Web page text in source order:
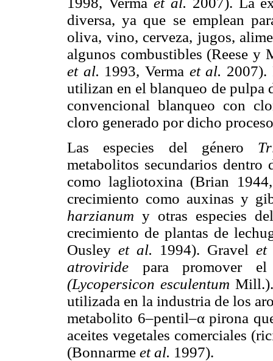
diversa, ya que se emplean
oliva, vino, cerveza, jugos,
algunos combustibles (Reese y
et al. 1993, Verma et al. 2007).
utilizan en el blanqueo de pulpa
convencional blanqueo con
cloro generado por dicho
Las especies del género
metabolitos secundarios dentro
como lagliotoxina (Brian
crecimiento como auxinas y
harzianum y otras especies
crecimiento de plantas de
Ousleyet al. 1994). Gravel
atroviride para promover
(Lycopersicon esculentum
utilizada en la industria de los
metabolito 6–pentil–α pirona
aceites vegetales comerciales
(Bonnarme et al. 1997).